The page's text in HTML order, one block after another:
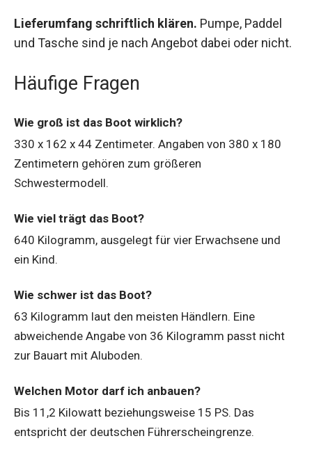
Lieferumfang schriftlich klären. Pumpe, Paddel
und Tasche sind je nach Angebot dabei oder nicht.
Häufige Fragen
Wie groß ist das Boot wirklich?
330 x 162 x 44 Zentimeter. Angaben von 380 x 180
Zentimetern gehören zum größeren
Schwestermodell.
Wie viel trägt das Boot?
640 Kilogramm, ausgelegt für vier Erwachsene und
ein Kind.
Wie schwer ist das Boot?
63 Kilogramm laut den meisten Händlern. Eine
abweichende Angabe von 36 Kilogramm passt nicht
zur Bauart mit Aluboden.
Welchen Motor darf ich anbauen?
Bis 11,2 Kilowatt beziehungsweise 15 PS. Das
entspricht der deutschen Führerscheingrenze.